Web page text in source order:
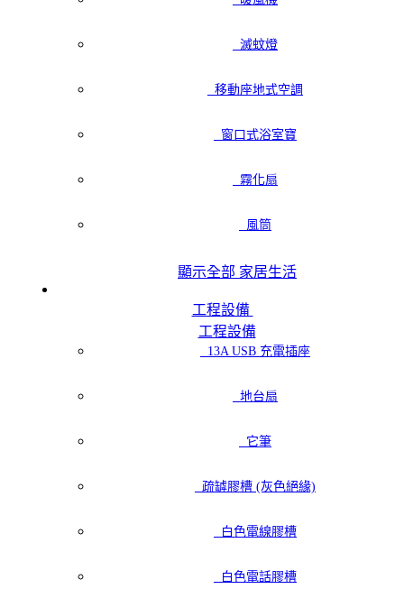
滅蚊燈
移動座地式空調
窗口式浴室寶
霧化扇
風筒
顯示全部 家居生活
工程設備
工程設備
13A USB 充電插座
地台扇
它筆
疏罅膠槽 (灰色絕緣)
白色電線膠槽
白色電話膠槽